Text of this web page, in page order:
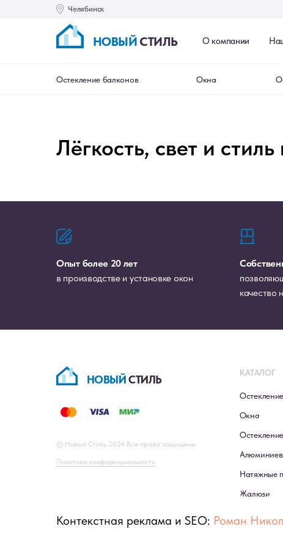
Челябинск
НОВЫЙ СТИЛЬ О компании
Наши работы О компании Контакты
Остекление балконов Окна
Лёгкость, свет и
Опыт более 20 лет
в производстве и установке окон
качество
КАТАЛОГ
Окна
Натяжные
Жалюзи
© Новый Стиль 2024 Все права защищены
НОВЫЙСТИЛЬ
Политика конфиденциальности
Контекстная реклама и SEO: Роман